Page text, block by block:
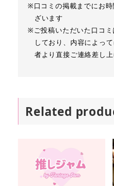
※口コミの掲載までにお
ざいます
※ご投稿いただいた口コ
しており、内容によっ
者より直接ご連絡差し
Related